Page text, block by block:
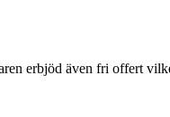
erbjöd även fri offert